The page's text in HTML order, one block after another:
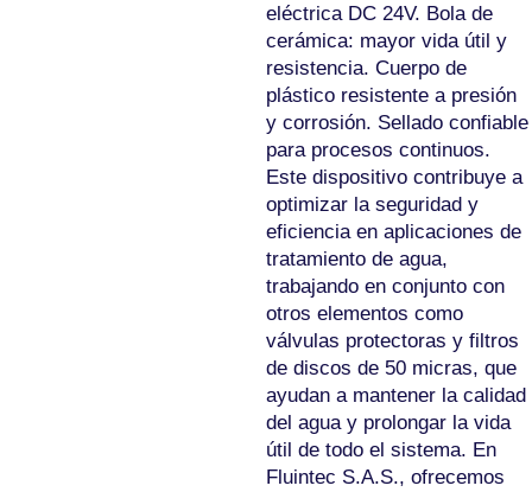
eléctrica DC 24V. Bola de
cerámica: mayor vida útil y
resistencia. Cuerpo de
plástico resistente a presión
y corrosión. Sellado confiable
para procesos continuos.
Este dispositivo contribuye a
optimizar la seguridad y
eficiencia en aplicaciones de
tratamiento de agua,
trabajando en conjunto con
otros elementos como
válvulas protectoras y filtros
de discos de 50 micras, que
ayudan a mantener la calidad
del agua y prolongar la vida
útil de todo el sistema. En
Fluintec S.A.S., ofrecemos